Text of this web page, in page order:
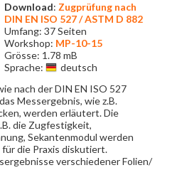
Download: Zugprüfung nach
DIN EN ISO 527 / ASTM D 882
Umfang: 37 Seiten
Workshop: MP-10-15
Grösse: 1.78 mB
Sprache:
deutsch
nach der DIN EN ISO 527
Messergebnis, wie z.B.
werden erläutert. Die
die Zugfestigkeit,
Sekantenmodul werden
die Praxis diskutiert.
verschiedener Folien/